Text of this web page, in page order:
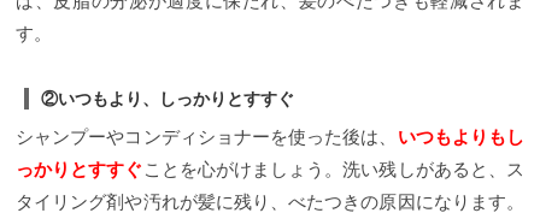
す。
②いつもより、しっかりとすすぐ
シャンプーやコンディショナーを使った後は、 いつもよりもし
っかりとすすぐ ことを心がけましょう。洗い残しがあると、ス
タイリング剤や汚れが髪に残り、べたつきの原因になります。